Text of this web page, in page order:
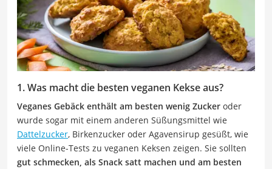
1. Was macht die besten veganen Kekse aus?
Veganes Gebäck enthält am besten wenig Zucker oder
wurde sogar mit einem anderen Süßungsmittel wie
Dattelzucker, Birkenzucker oder Agavensirup gesüßt, wie
viele Online-Tests zu veganen Keksen zeigen. Sie sollten
gut schmecken, als Snack satt machen und am besten